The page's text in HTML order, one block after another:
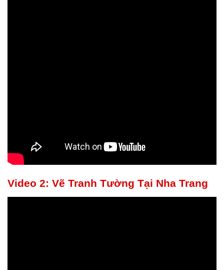
Video 2: Vẽ Tranh Tường Tại Nha Trang